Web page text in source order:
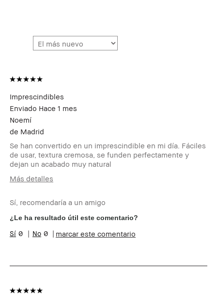
Imprescindibles
Enviado Hace 1 mes
Noemí
de Madrid
Se han convertido en un imprescindible en mi día. Fáciles
de usar, textura cremosa, se funden perfectamente y
dejan un acabado muy natural
Más detalles
Tipo de piel
Normal
Tono de piel
Muy Claro - Claro
Preocupaciones de
la piel
Luminosidad Natural, Resultados
incentivo o
Sí, recomendaría a un amigo
¿Le ha resultado útil este comentario?
0 0 marcar este comentario